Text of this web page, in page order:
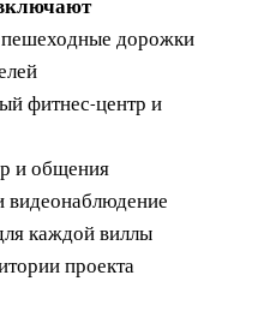
пешеходные дорожки
фитнес-центр и
и общения
видеонаблюдение
каждой виллы
проекта